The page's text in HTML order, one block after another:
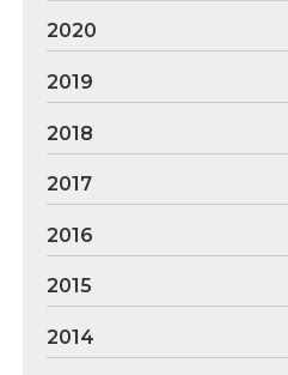
2020
2019
2018
2017
2016
2015
2014